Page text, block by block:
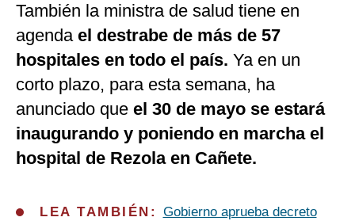
También la ministra de salud tiene en
agenda el destrabe de más de 57
hospitales en todo el país. Ya en un
corto plazo, para esta semana, ha
anunciado que el 30 de mayo se estará
inaugurando y poniendo en marcha el
hospital de Rezola en Cañete.
LEA TAMBIÉN: Gobierno aprueba decreto